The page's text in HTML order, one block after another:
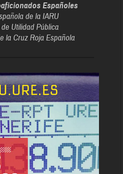
Españoles
de la IARU
Utilidad Pública
la Cruz Roja Española